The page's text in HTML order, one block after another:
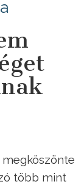
több mint